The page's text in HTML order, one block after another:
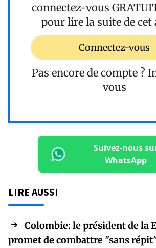
connectez-vous
pour lire la suite de cet
Connectez-vous
Pas encore de compte ?
vous
Suivez-nous
WhatsApp
LIRE AUSSI
Colombie: le président de la
promet de combattre "sans